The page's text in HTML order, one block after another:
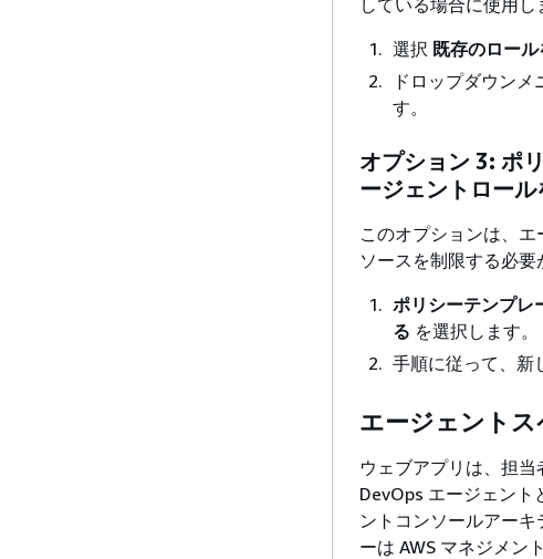
している場合に使用し
選択 既存のロー
ドロップダウン
す。
オプション 3: ポ
ージェントロール
このオプションは、
ソースを制限する必要
ポリシーテンプレ
る を選択します。
手順に従って、新
エージェント
ウェブアプリは、担
DevOps エージェント
ントコンソールアー
ーは AWS マネジメン